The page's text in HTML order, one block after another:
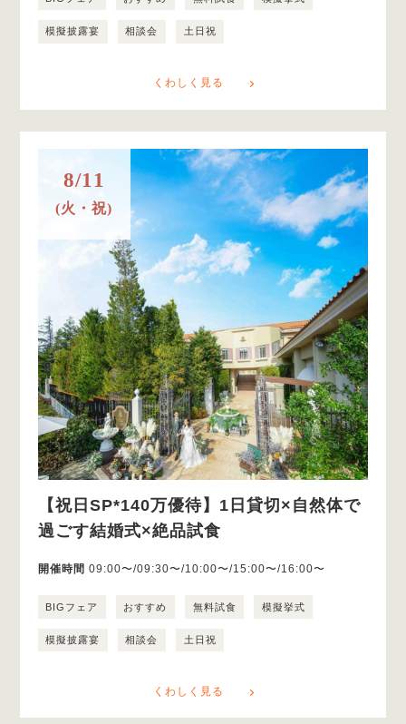
模擬披露宴 相談会 土日祝
くわしく見る
8/11
(火・祝)
【祝日SP*140万優待】1日貸切×自然体で
過ごす結婚式×絶品試食
開催時間 09:00〜/09:30〜/10:00〜/15:00〜/16:00〜
BIGフェア おすすめ 無料試食 模擬挙式
模擬披露宴 相談会 土日祝
くわしく見る